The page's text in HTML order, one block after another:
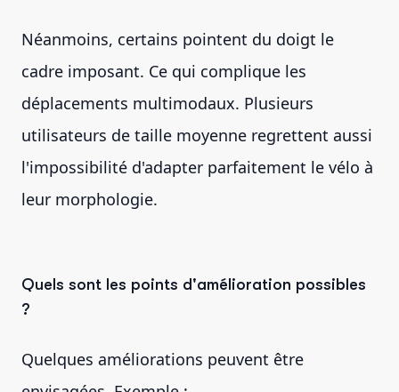
Néanmoins, certains pointent du doigt le
cadre imposant. Ce qui complique les
déplacements multimodaux. Plusieurs
utilisateurs de taille moyenne regrettent aussi
l'impossibilité d'adapter parfaitement le vélo à
leur morphologie.
Quels sont les points d'amélioration possibles
?
Quelques améliorations peuvent être